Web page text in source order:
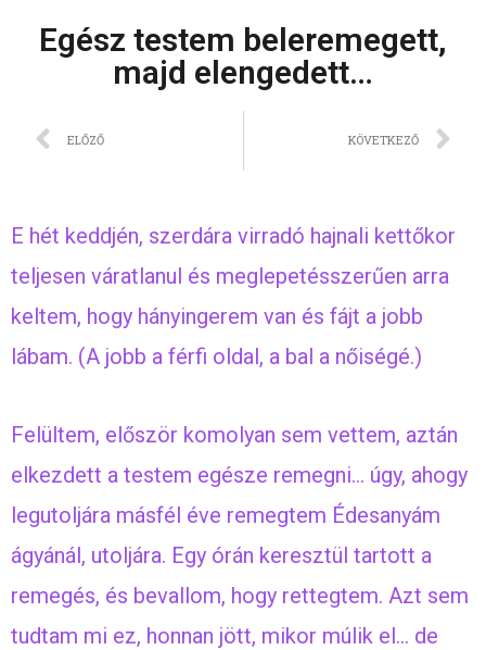
Egész testem beleremegett,
majd elengedett…
ELŐZŐ KÖVETKEZŐ
E hét keddjén, szerdára virradó hajnali kettőkor
teljesen váratlanul és meglepetésszerűen arra
keltem, hogy hányingerem van és fájt a jobb
lábam. (A jobb a férfi oldal, a bal a nőiségé.)
Felültem, először komolyan sem vettem, aztán
elkezdett a testem egésze remegni… úgy, ahogy
legutoljára másfél éve remegtem Édesanyám
ágyánál, utoljára. Egy órán keresztül tartott a
remegés, és bevallom, hogy rettegtem. Azt sem
tudtam mi ez, honnan jött, mikor múlik el… de